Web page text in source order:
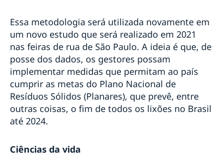
Essa metodologia será utilizada novamente em
um novo estudo que será realizado em 2021
nas feiras de rua de São Paulo. A ideia é que, de
posse dos dados, os gestores possam
implementar medidas que permitam ao país
cumprir as metas do Plano Nacional de
Resíduos Sólidos (Planares), que prevê, entre
outras coisas, o fim de todos os lixões no Brasil
até 2024.
Ciências da vida